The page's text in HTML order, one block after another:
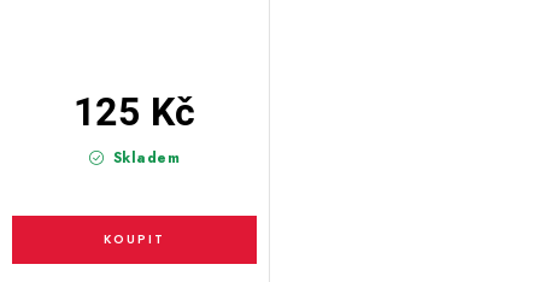
Skladem
125 Kč